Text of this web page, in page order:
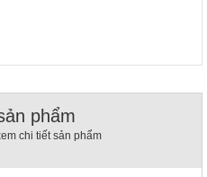
phẩm
chi tiết sản phẩm